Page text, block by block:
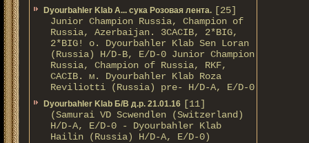
Dyourbahler Klab A... сука Розовая лента. [25]
Junior Champion Russia, Champion of
Russia, Azerbaijan. 3CACIB, 2*BIG,
2*BIG! о. Dyourbahler Klab Sen Loran
(Russia) H/D-B, E/D-0 Junior Champion
Russia, Champion of Russia, RKF,
CACIB. м. Dyourbahler Klab Roza
Reviliotti (Russia) pre- H/D-A, E/D-0
Dyourbahler Klab Б/B д.р. 21.01.16 [11]
(Samurai VD Scwendlen (Switzerland)
H/D-A, E/D-0 - Dyourbahler Klab
Hailin (Russia) H/D-A, E/D-0)